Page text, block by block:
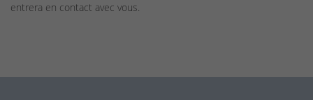
entrera en contact avec vous.